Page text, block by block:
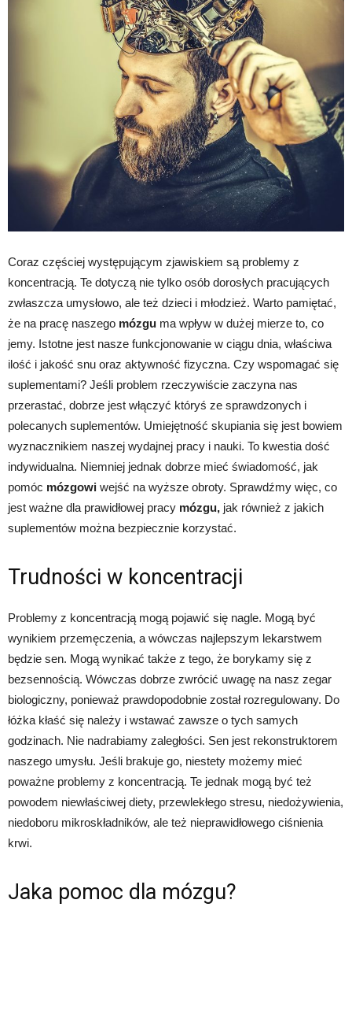
Coraz częściej występującym zjawiskiem są problemy z
koncentracją. Te dotyczą nie tylko osób dorosłych pracujących
zwłaszcza umysłowo, ale też dzieci i młodzież. Warto pamiętać,
że na pracę naszego mózgu ma wpływ w dużej mierze to, co
jemy. Istotne jest nasze funkcjonowanie w ciągu dnia, właściwa
ilość i jakość snu oraz aktywność fizyczna. Czy wspomagać się
suplementami? Jeśli problem rzeczywiście zaczyna nas
przerastać, dobrze jest włączyć któryś ze sprawdzonych i
polecanych suplementów. Umiejętność skupiania się jest bowiem
wyznacznikiem naszej wydajnej pracy i nauki. To kwestia dość
indywidualna. Niemniej jednak dobrze mieć świadomość, jak
pomóc mózgowi wejść na wyższe obroty. Sprawdźmy więc, co
jest ważne dla prawidłowej pracy mózgu, jak również z jakich
suplementów można bezpiecznie korzystać.
Trudności w koncentracji
Problemy z koncentracją mogą pojawić się nagle. Mogą być
wynikiem przemęczenia, a wówczas najlepszym lekarstwem
będzie sen. Mogą wynikać także z tego, że borykamy się z
bezsennością. Wówczas dobrze zwrócić uwagę na nasz zegar
biologiczny, ponieważ prawdopodobnie został rozregulowany. Do
łóżka kłaść się należy i wstawać zawsze o tych samych
godzinach. Nie nadrabiamy zaległości. Sen jest rekonstruktorem
naszego umysłu. Jeśli brakuje go, niestety możemy mieć
poważne problemy z koncentracją. Te jednak mogą być też
powodem niewłaściwej diety, przewlekłego stresu, niedożywienia,
niedoboru mikroskładników, ale też nieprawidłowego ciśnienia
krwi.
Jaka pomoc dla mózgu?